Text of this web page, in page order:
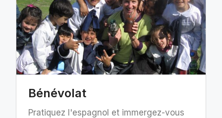
Bénévolat
Pratiquez l'espagnol et immergez-vous